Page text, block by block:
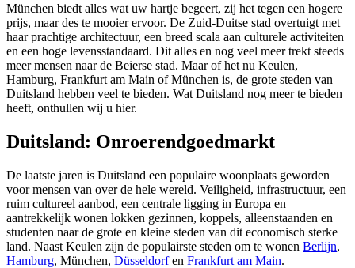
München biedt alles wat uw hartje begeert, zij het tegen een hogere
prijs, maar des te mooier ervoor. De Zuid-Duitse stad overtuigt met
haar prachtige architectuur, een breed scala aan culturele activiteiten
en een hoge levensstandaard. Dit alles en nog veel meer trekt steeds
meer mensen naar de Beierse stad. Maar of het nu Keulen,
Hamburg, Frankfurt am Main of München is, de grote steden van
Duitsland hebben veel te bieden. Wat Duitsland nog meer te bieden
heeft, onthullen wij u hier.
Duitsland: Onroerendgoedmarkt
De laatste jaren is Duitsland een populaire woonplaats geworden
voor mensen van over de hele wereld. Veiligheid, infrastructuur, een
ruim cultureel aanbod, een centrale ligging in Europa en
aantrekkelijk wonen lokken gezinnen, koppels, alleenstaanden en
studenten naar de grote en kleine steden van dit economisch sterke
land. Naast Keulen zijn de populairste steden om te wonen Berlijn,
Hamburg, München, Düsseldorfen Frankfurt am Main.